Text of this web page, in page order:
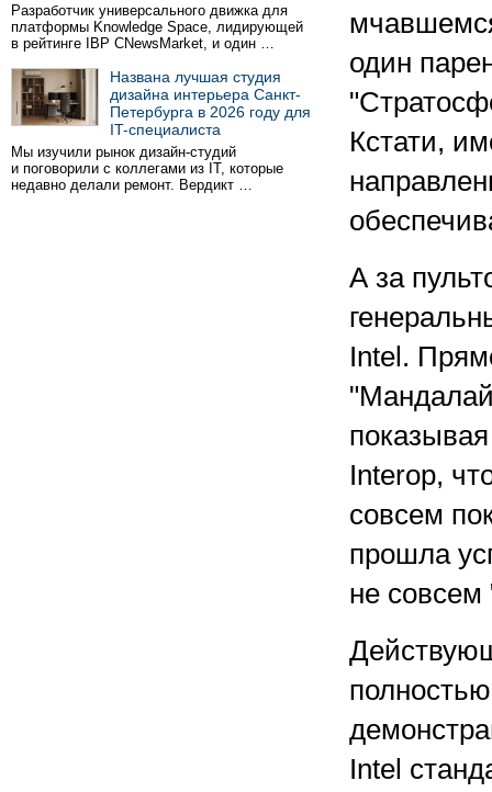
Разработчик универсального движка для
платформы Knowledge Space, лидирующей
в рейтинге IBP CNewsMarket, и один …
Названа лучшая студия
дизайна интерьера Санкт-
Петербурга в 2026 году для
IT-специалиста
Мы изучили рынок дизайн-студий
и поговорили с коллегами из IT, которые
недавно делали ремонт. Вердикт …
один
Кстати,
А за
Intel.
Interop,
совсем
прошла
не
Intel